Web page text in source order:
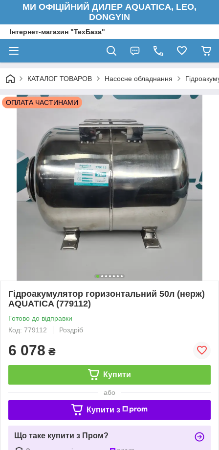
МИ ОФІЦІЙНИЙ ДИЛЕР AQUATICA, LEO,
DONGYIN
Інтернет-магазин "ТехБаза"
КАТАЛОГ ТОВАРОВ Насосне обладнання
ОПЛАТА ЧАСТИНАМИ
Гідроакумулятор горизонтальний 50л (нерж)
AQUATICA (779112)
Готово до відправки
Код: 779112
Роздріб
6 078 ₴
Купити
або
Купити з
Що таке купити з Пром?